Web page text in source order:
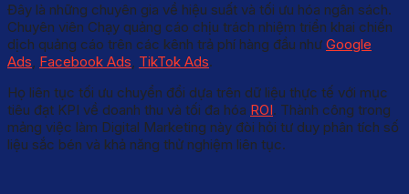
Đây là những chuyên gia về hiệu suất và tối ưu hóa ngân sách.
Chuyên viên Chạy quảng cáo chịu trách nhiệm triển khai chiến
dịch quảng cáo trên các kênh trả phí hàng đầu như Google
Ads, Facebook Ads, TikTok Ads.
Họ liên tục tối ưu chuyển đổi dựa trên dữ liệu thực tế với mục
tiêu đạt KPI về doanh thu và tối đa hóa ROI. Thành công trong
mảng việc làm Digital Marketing này đòi hỏi tư duy phân tích số
liệu sắc bén và khả năng thử nghiệm liên tục.